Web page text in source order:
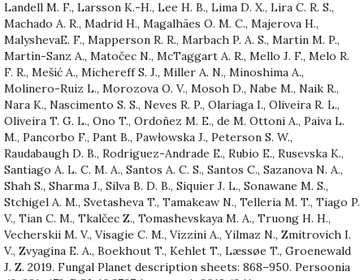
Landell M. F., Larsson K.-H., Lee H. B., Lima D. X., Lira C. R. S.,
Machado A. R., Madrid H., Magalhães O. M. C., Majerova H.,
MalyshevaE. F., Mapperson R. R., Marbach P. A. S., Martín M. P.,
Martín-Sanz A., Matočec N., McTaggart A. R., Mello J. F., Melo R.
F. R., Mešić A., Michereff S. J., Miller A. N., Minoshima A.,
Molinero-Ruiz L., Morozova O. V., Mosoh D., Nabe M., Naik R.,
Nara K., Nascimento S. S., Neves R. P., Olariaga I., Oliveira R. L.,
Oliveira T. G. L., Ono T., Ordoñez M. E., de M. Ottoni A., Paiva L.
M., Pancorbo F., Pant B., Pawłowska J., Peterson S. W.,
Raudabaugh D. B., Rodríguez-Andrade E., Rubio E., Rusevska K.,
Santiago A. L. C. M. A., Santos A. C. S., Santos C., Sazanova N. A.,
Shah S., Sharma J., Silva B. D. B., Siquier J. L., Sonawane M. S.,
Stchigel A. M., Svetasheva T., Tamakeaw N., Telleria M. T., Tiago P.
V., Tian C. M., Tkalčec Z., Tomashevskaya M. A., Truong H. H.,
Vecherskii M. V., Visagie C. M., Vizzini A., Yilmaz N., Zmitrovich I.
V., Zvyagina E. A., Boekhout T., Kehlet T., Læssøe T., Groenewald
J. Z. 2019. Fungal Planet description sheets: 868–950. Persoonia